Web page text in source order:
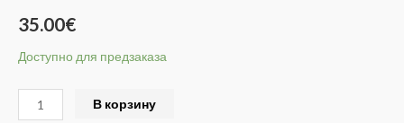
35.00€
Доступно для предзаказа
В корзину